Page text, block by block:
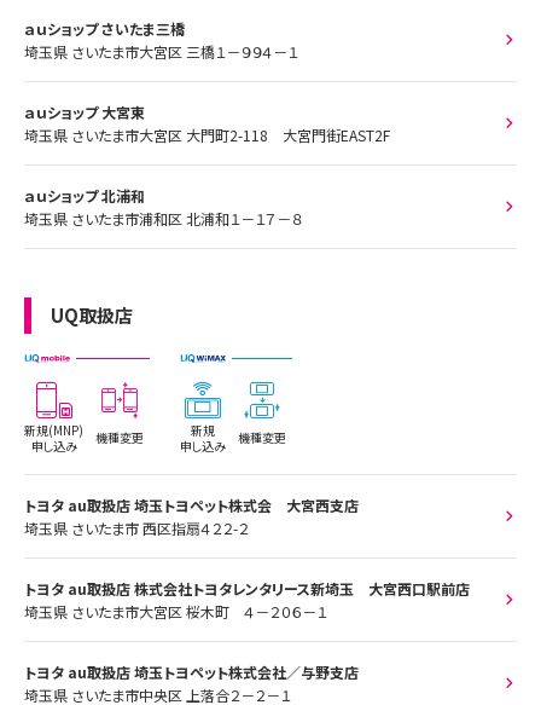
ａｕショップ さいたま三橋
埼玉県 さいたま市大宮区 三橋１－９９４－１
ａｕショップ 大宮東
埼玉県 さいたま市大宮区 大門町2-118 大宮門街EAST2F
ａｕショップ 北浦和
埼玉県 さいたま市浦和区 北浦和１－１７－８
UQ取扱店
新規(MNP)
申し込み
機種変更
新規
申し込み
機種変更
トヨタ au取扱店 埼玉トヨペット株式会 大宮西支店
埼玉県 さいたま市 西区指扇４２２-２
トヨタ au取扱店 株式会社トヨタレンタリース新埼玉 大宮西口駅前店
埼玉県 さいたま市大宮区 桜木町 ４－２０６－１
トヨタ au取扱店 埼玉トヨペット株式会社／与野支店
埼玉県 さいたま市中央区 上落合２－２－１